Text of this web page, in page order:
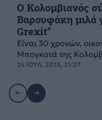
Ο Κολομβιανός
Βαρουφάκη μιλά
Grexit”
Είναι 30 χρονών,
Μπογκοτά της
24 ΙΟΥΛ. 2015, 21:27